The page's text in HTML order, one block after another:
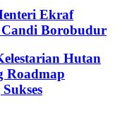
Ekraf
Borobudur
Hutan
Roadmap